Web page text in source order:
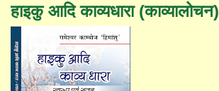
हाइकु आदि काव्यधारा (काव्यालोचन)